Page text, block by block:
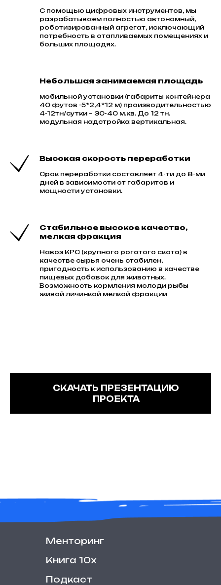
С помощью цифровых инструментов, мы
разрабатываем полностью автономный,
роботизированный агрегат, исключающий
потребность в отапливаемых помещениях и
больших площадях.
Небольшая занимаемая площадь
мобильной установки (габариты контейнера
40 футов -5*2,4*12 м) производительностью
4-12тн/сутки – 30-40 м.кв. До 12 тн.
модульная надстройка вертикальная.
Высокая скорость переработки
Срок переработки составляет 4-ти до 8-ми
дней в зависимости от габаритов и
мощности установки.
Стабильное высокое качество,
мелкая фракция
Навоз КРС (крупного рогатого скота) в
качестве сырья очень стабилен,
пригодность к использованию в качестве
пищевых добавок для животных.
Возможность кормления молоди рыбы
живой личинкой мелкой фракции
СКАЧАТЬ ПРЕЗЕНТАЦИЮ
ПРОЕКТА
Менторинг
Подкаст
Книга 10х